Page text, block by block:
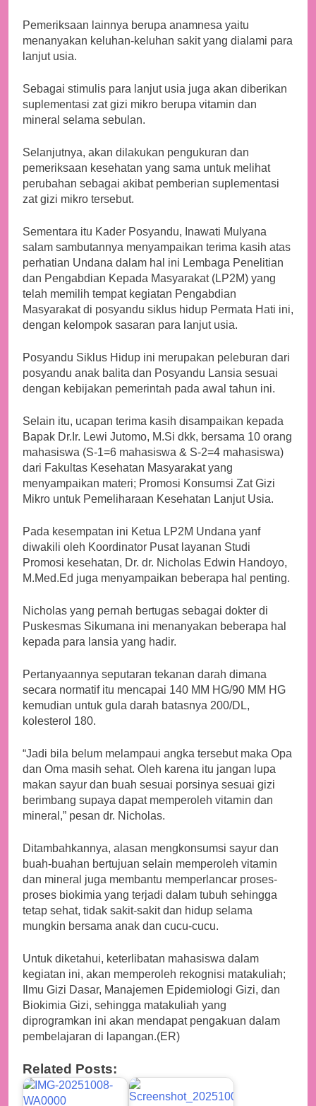
Pemeriksaan lainnya berupa anamnesa yaitu
menanyakan keluhan-keluhan sakit yang dialami para
lanjut usia.
Sebagai stimulis para lanjut usia juga akan diberikan
suplementasi zat gizi mikro berupa vitamin dan
mineral selama sebulan.
Selanjutnya, akan dilakukan pengukuran dan
pemeriksaan kesehatan yang sama untuk melihat
perubahan sebagai akibat pemberian suplementasi
zat gizi mikro tersebut.
Sementara itu Kader Posyandu, Inawati Mulyana
salam sambutannya menyampaikan terima kasih atas
perhatian Undana dalam hal ini Lembaga Penelitian
dan Pengabdian Kepada Masyarakat (LP2M) yang
telah memilih tempat kegiatan Pengabdian
Masyarakat di posyandu siklus hidup Permata Hati ini,
dengan kelompok sasaran para lanjut usia.
Posyandu Siklus Hidup ini merupakan peleburan dari
posyandu anak balita dan Posyandu Lansia sesuai
dengan kebijakan pemerintah pada awal tahun ini.
Selain itu, ucapan terima kasih disampaikan kepada
Bapak Dr.Ir. Lewi Jutomo, M.Si dkk, bersama 10 orang
mahasiswa (S-1=6 mahasiswa & S-2=4 mahasiswa)
dari Fakultas Kesehatan Masyarakat yang
menyampaikan materi; Promosi Konsumsi Zat Gizi
Mikro untuk Pemeliharaan Kesehatan Lanjut Usia.
Pada kesempatan ini Ketua LP2M Undana yanf
diwakili oleh Koordinator Pusat layanan Studi
Promosi kesehatan, Dr. dr. Nicholas Edwin Handoyo,
M.Med.Ed juga menyampaikan beberapa hal penting.
Nicholas yang pernah bertugas sebagai dokter di
Puskesmas Sikumana ini menanyakan beberapa hal
kepada para lansia yang hadir.
Pertanyaannya seputaran tekanan darah dimana
secara normatif itu mencapai 140 MM HG/90 MM HG
kemudian untuk gula darah batasnya 200/DL,
kolesterol 180.
“Jadi bila belum melampaui angka tersebut maka Opa
dan Oma masih sehat. Oleh karena itu jangan lupa
makan sayur dan buah sesuai porsinya sesuai gizi
berimbang supaya dapat memperoleh vitamin dan
mineral,” pesan dr. Nicholas.
Ditambahkannya, alasan mengkonsumsi sayur dan
buah-buahan bertujuan selain memperoleh vitamin
dan mineral juga membantu memperlancar proses-
proses biokimia yang terjadi dalam tubuh sehingga
tetap sehat, tidak sakit-sakit dan hidup selama
mungkin bersama anak dan cucu-cucu.
Untuk diketahui, keterlibatan mahasiswa dalam
kegiatan ini, akan memperoleh rekognisi matakuliah;
Ilmu Gizi Dasar, Manajemen Epidemiologi Gizi, dan
Biokimia Gizi, sehingga matakuliah yang
diprogramkan ini akan mendapat pengakuan dalam
pembelajaran di lapangan.(ER)
Related Posts: